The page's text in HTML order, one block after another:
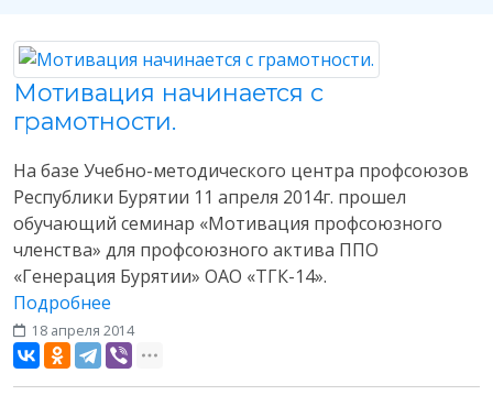
Мотивация начинается с
грамотности.
На базе Учебно-методического центра профсоюзов
Республики Бурятии 11 апреля 2014г. прошел
обучающий семинар «Мотивация профсоюзного
членства» для профсоюзного актива ППО
«Генерация Бурятии» ОАО «ТГК-14».
Подробнее
18 апреля 2014